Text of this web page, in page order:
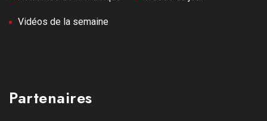
Vidéos de la semaine
Partenaires